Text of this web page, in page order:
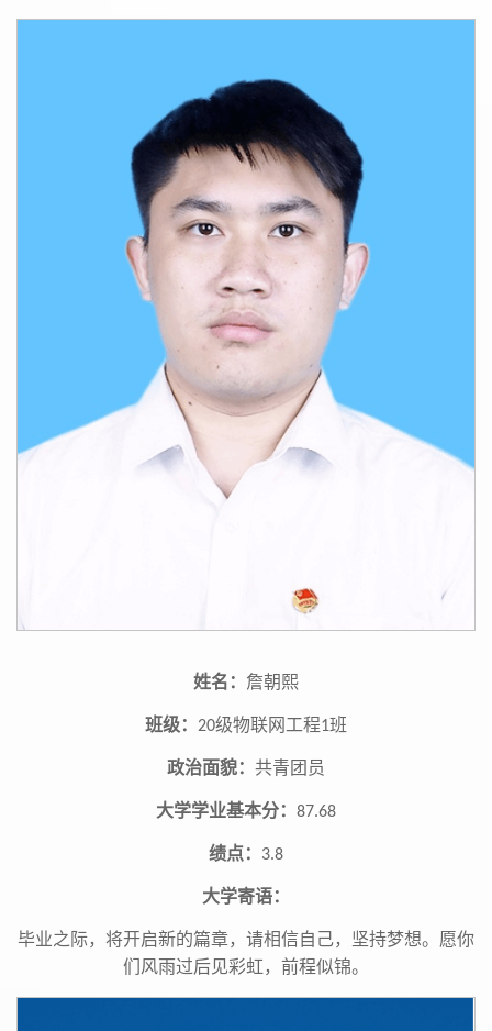
姓名： 詹朝熙
班级： 20级物联网工程1班
政治面貌： 共青团员
大学学业基本分： 87.68
绩点： 3.8
大学寄语：
毕业之际，将开启新的篇章，请相信自己，坚持梦想。愿你
们风雨过后见彩虹，前程似锦。